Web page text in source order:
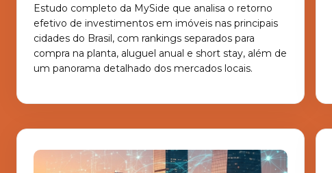
Estudo completo da MySide que analisa o retorno
efetivo de investimentos em imóveis nas principais
cidades do Brasil, com rankings separados para
compra na planta, aluguel anual e short stay, além de
um panorama detalhado dos mercados locais.